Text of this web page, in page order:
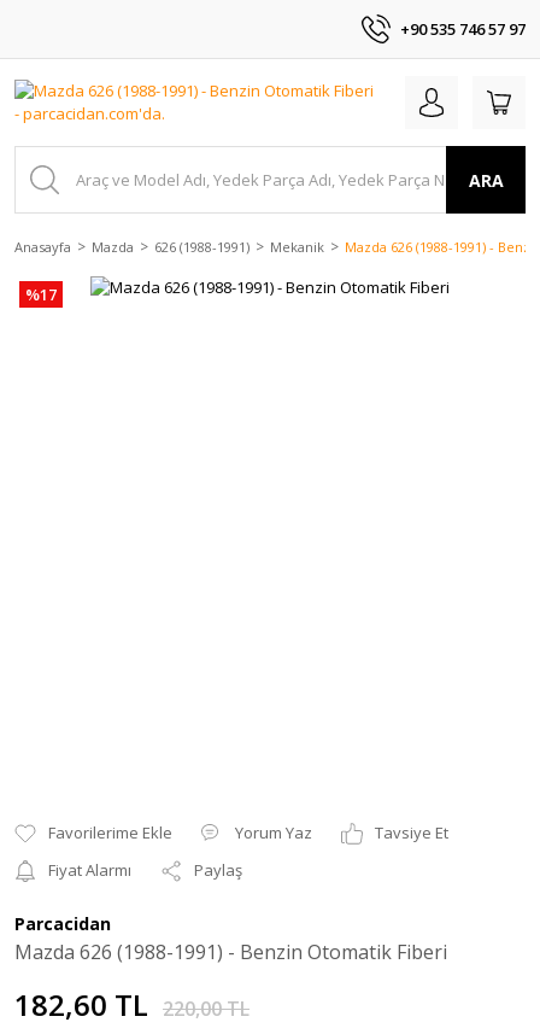
+90 535 746 57 97
ARA
Anasayfa Mazda 626 (1988-1991) Mekanik Mazda 626 (1988-1991) -
%17
Yorum Yaz
Tavsiye Et
Fiyat Alarmı
Paylaş
Parcacidan
Mazda 626 (1988-1991) - Benzin Otomatik Fiberi
182,60 TL 220,00 TL